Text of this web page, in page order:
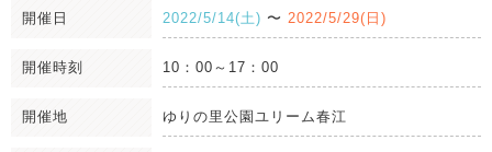
開催日 2022/5/14(土) 〜 2022/5/29(日)
開催時刻 10：00～17：00
開催地 ゆりの里公園ユリーム春江